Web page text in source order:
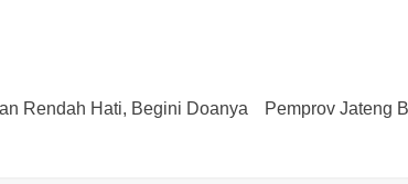
Rendah Hati, Begini Doanya
Pemprov Jateng